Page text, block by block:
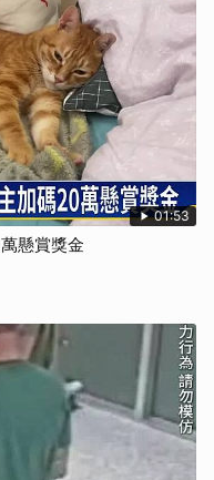
01:53
懸賞獎金